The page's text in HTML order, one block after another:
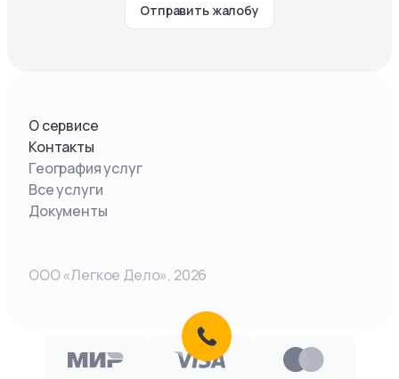
Отправить жалобу
О сервисе
Контакты
География услуг
Все услуги
Документы
ООО «Легкое Дело», 2026